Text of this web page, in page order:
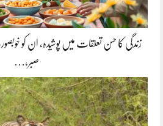
زندگی کا حسن تعلقات میں پوشیدہ, ان کو
صبر،…